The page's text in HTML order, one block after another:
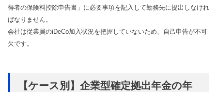
得者の保険料控除申告書」に必要事項を記入して勤務先に提出しなけれ
ばなりません。
会社は従業員のiDeCo加入状況を把握していないため、自己申告が不可
欠です。
【ケース別】企業型確定拠出年金の年